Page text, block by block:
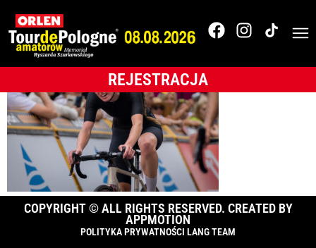
REJESTRACJA
Karpacz-_0A11819
COPYRIGHT © ALL RIGHTS RESERVED. CREATED BY
APPMOTION
POLITYKA PRYWATNOŚCI LANG TEAM